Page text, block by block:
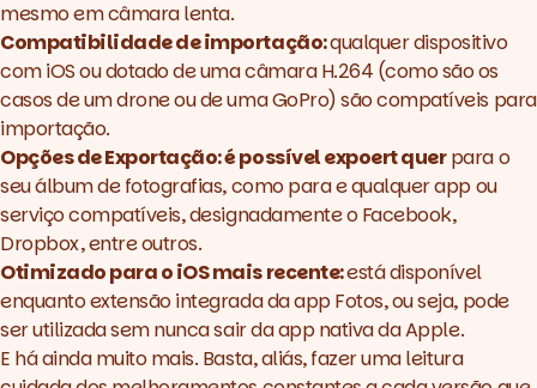
mesmo em câmara lenta.
Compatibilidade de importação:qualquer dispositivo
com iOS ou dotado de uma câmara H.264 (como são os
casos de um drone ou de uma GoPro) são compatíveis para
importação.
Opções de Exportação: é possível expoert querpara o
seu álbum de fotografias, como para e qualquer app ou
serviço compatíveis, designadamente o Facebook,
Dropbox, entre outros.
Otimizado para o iOS mais recente:está disponível
enquanto extensão integrada da app Fotos, ou seja, pode
ser utilizada sem nunca sair da app nativa da Apple.
E há ainda muito mais. Basta, aliás, fazer uma leitura